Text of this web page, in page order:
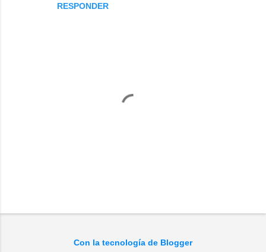
RESPONDER
Con la tecnología de Blogger